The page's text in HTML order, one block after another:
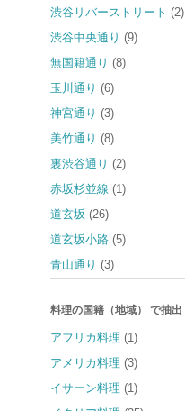
渋谷リバーストリート (2)
渋谷中央通り (9)
無国籍通り (8)
玉川通り (6)
神宮通り (3)
美竹通り (8)
裏渋谷通り (2)
赤坂杉並線 (1)
道玄坂 (26)
道玄坂小路 (5)
青山通り (3)
料理の国籍（地域） で抽出
アフリカ料理 (1)
アメリカ料理 (3)
イサーン料理 (1)